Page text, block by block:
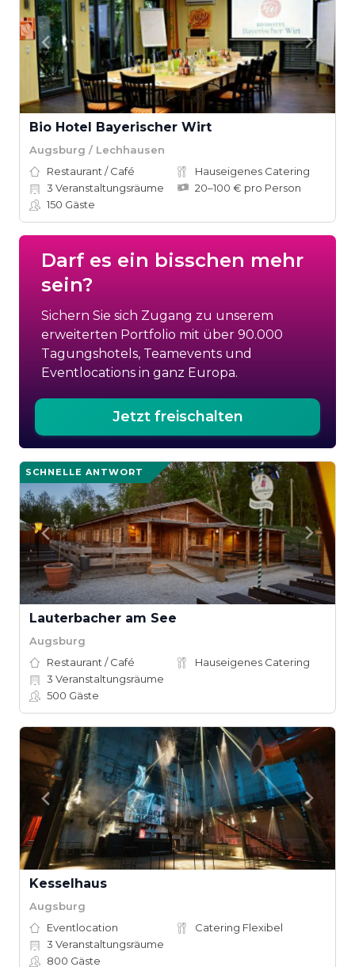
Bio Hotel Bayerischer Wirt
Augsburg / Lechhausen
Restaurant / Café
Hauseigenes Catering
3 Veranstaltungsräume
20–100 € pro Person
150 Gäste
Darf es ein bisschen mehr
sein?
Sichern Sie sich Zugang zu unserem
erweiterten Portfolio mit über 90.000
Tagungshotels, Teamevents und
Eventlocations in ganz Europa.
Jetzt freischalten
SCHNELLE ANTWORT
Lauterbacher am See
Augsburg
Restaurant / Café
Hauseigenes Catering
3 Veranstaltungsräume
500 Gäste
Kesselhaus
Augsburg
Eventlocation
Catering Flexibel
3 Veranstaltungsräume
800 Gäste